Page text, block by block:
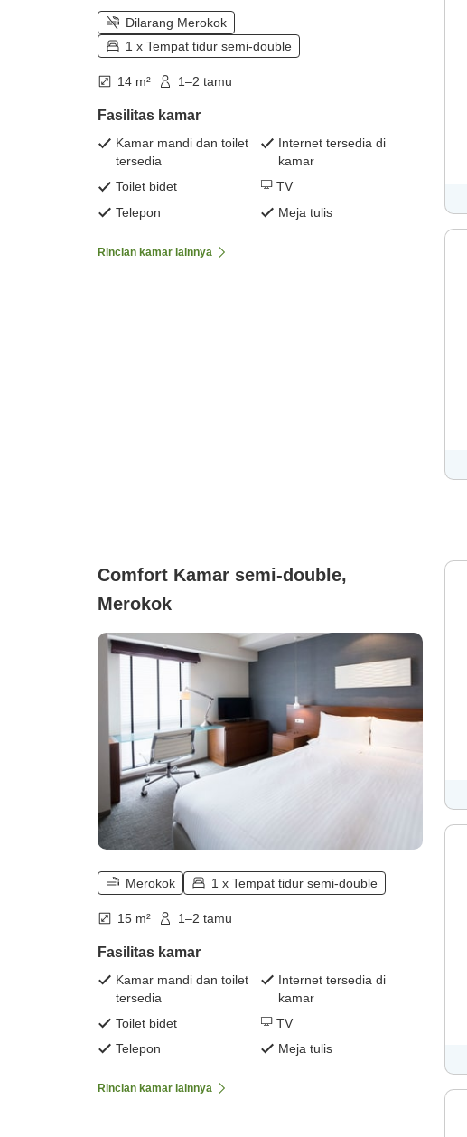
Dilarang Merokok
1 x Tempat tidur semi-double
14 m² 1–2 tamu
Fasilitas kamar
Kamar mandi dan toilet
tersedia
Internet tersedia di
kamar
Toilet bidet
TV
Telepon
Meja tulis
Rincian kamar lainnya
Comfort Kamar semi-double,
Merokok
Merokok 1 x Tempat tidur semi-double
15 m² 1–2 tamu
Fasilitas kamar
Kamar mandi dan toilet
tersedia
Internet tersedia di
kamar
Toilet bidet
TV
Telepon
Meja tulis
Rincian kamar lainnya